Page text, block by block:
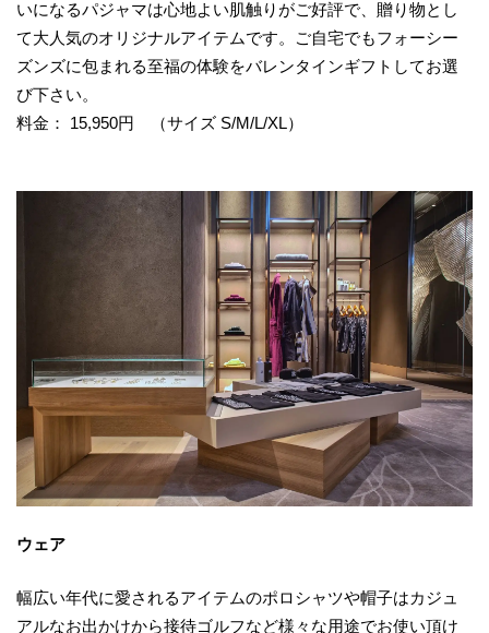
いになるパジャマは心地よい肌触りがご好評で、贈り物とし
て大人気のオリジナルアイテムです。ご自宅でもフォーシー
ズンズに包まれる至福の体験をバレンタインギフトしてお選
び下さい。
料金： 15,950円 （サイズ S/M/L/XL）
ウェア
幅広い年代に愛されるアイテムのポロシャツや帽子はカジュ
アルなお出かけから接待ゴルフなど様々な用途でお使い頂け